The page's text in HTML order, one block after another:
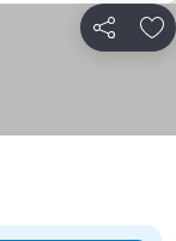
Jaa